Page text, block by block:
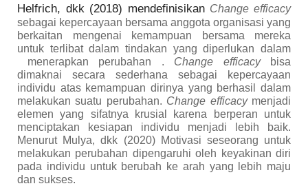
Helfrich, dkk (2018) mendefinisikan Change efficacy
sebagai kepercayaan bersama anggota organisasi yang
berkaitan mengenai kemampuan bersama mereka
untuk terlibat dalam tindakan yang diperlukan dalam
menerapkan perubahan . Change efficacy
bisa
dimaknai secara sederhana sebagai kepercayaan
individu atas kemampuan dirinya yang berhasil dalam
melakukan suatu perubahan. Change efficacy menjadi
elemen yang sifatnya krusial karena berperan untuk
menciptakan kesiapan individu menjadi lebih baik.
Menurut Mulya, dkk (2020)
Motivasi seseorang untuk
melakukan perubahan dipengaruhi oleh keyakinan diri
pada individu untuk berubah ke arah yang lebih maju
dan sukses.